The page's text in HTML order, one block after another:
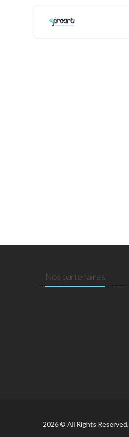
Nos partenaires
2026 © All Rights Reserved.